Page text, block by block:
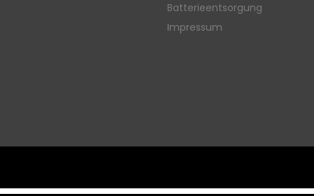
Batterieentsorgung
Impressum